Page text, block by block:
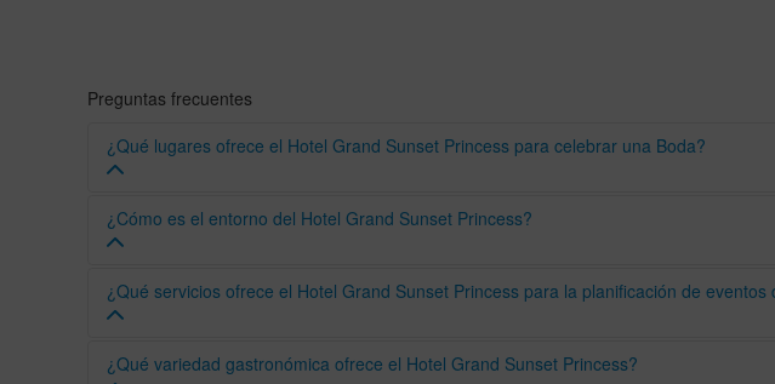
Preguntas frecuentes
¿Qué lugares ofrece el Hotel Grand Sunset Princess para celebrar una Boda?
Grand Sunset Princess dispone de diferentes espacios:
Puente Sunset
Chill Out
Gazebo Sunset
¿Cómo es el entorno del Hotel Grand Sunset Princess?
Rodeado de exuberante flora y fauna tropical, el Hotel Grand Sunset Princess ofrece
cristalinas del Caribe en un entorno incomparable.
turísticos de la región.
¿Qué servicios ofrece el Hotel Grand Sunset Princess para la planificación de eventos
Contará con el acompañamiento de un profesional especializado en la organización
¿Qué variedad gastronómica ofrece el Hotel Grand Sunset Princess?